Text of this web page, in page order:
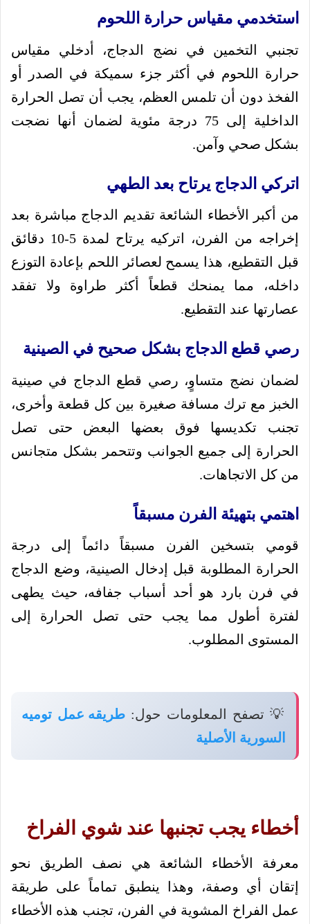
استخدمي مقياس حرارة اللحوم
تجنبي التخمين في نضج الدجاج، أدخلي مقياس
حرارة اللحوم في أكثر جزء سميكة في الصدر أو
الفخذ دون أن تلمس العظم، يجب أن تصل الحرارة
الداخلية إلى 75 درجة مئوية لضمان أنها نضجت
بشكل صحي وآمن.
اتركي الدجاج يرتاح بعد الطهي
من أكبر الأخطاء الشائعة تقديم الدجاج مباشرة بعد
إخراجه من الفرن، اتركيه يرتاح لمدة 5-10 دقائق
قبل التقطيع، هذا يسمح لعصائر اللحم بإعادة التوزع
داخله، مما يمنحك قطعاً أكثر طراوة ولا تفقد
عصارتها عند التقطيع.
رصي قطع الدجاج بشكل صحيح في الصينية
لضمان نضج متساوٍ، رصي قطع الدجاج في صينية
الخبز مع ترك مسافة صغيرة بين كل قطعة وأخرى،
تجنب تكديسها فوق بعضها البعض حتى تصل
الحرارة إلى جميع الجوانب وتتحمر بشكل متجانس
من كل الاتجاهات.
اهتمي بتهيئة الفرن مسبقاً
قومي بتسخين الفرن مسبقاً دائماً إلى درجة
الحرارة المطلوبة قبل إدخال الصينية، وضع الدجاج
في فرن بارد هو أحد أسباب جفافه، حيث يطهى
لفترة أطول مما يجب حتى تصل الحرارة إلى
المستوى المطلوب.
💡 تصفح المعلومات حول: طريقه عمل توميه
السورية الأصلية
أخطاء يجب تجنبها عند شوي الفراخ
معرفة الأخطاء الشائعة هي نصف الطريق نحو
إتقان أي وصفة، وهذا ينطبق تماماً على طريقة
عمل الفراخ المشوية في الفرن، تجنب هذه الأخطاء